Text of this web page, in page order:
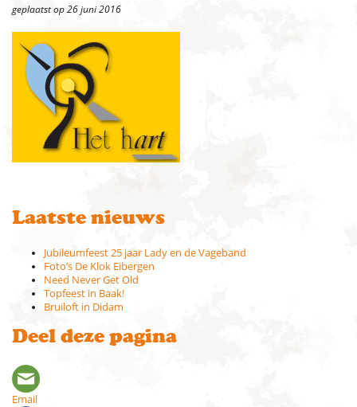
geplaatst op 26 juni 2016
Laatste nieuws
Jubileumfeest 25 jaar Lady en de Vageband
Foto’s De Klok Eibergen
Need Never Get Old
Topfeest in Baak!
Bruiloft in Didam
Deel deze pagina
Email